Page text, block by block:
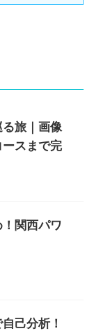
旅｜画像
スまで完
関西パワ
己分析！